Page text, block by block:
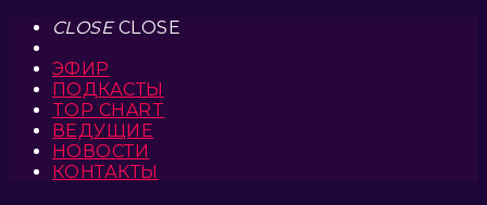
CLOSECLOSE
ЭФИР
ПОДКАСТЫ
TOP CHART
ВЕДУЩИЕ
НОВОСТИ
КОНТАКТЫ